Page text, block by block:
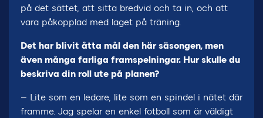
på det sättet, att sitta bredvid och ta in, och att
vara påkopplad med laget på träning.
Det har blivit åtta mål den här säsongen, men
även många farliga framspelningar. Hur skulle du
beskriva din roll ute på planen?
– Lite som en ledare, lite som en spindel i nätet där
framme. Jag spelar en enkel fotboll som är väldigt